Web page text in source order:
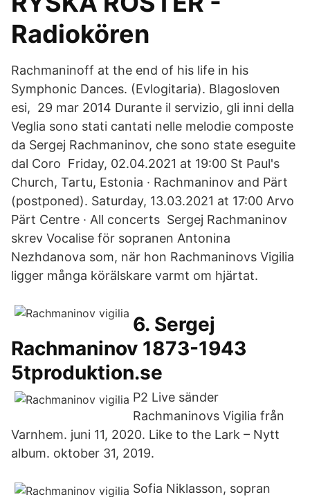
Radiokören
Rachmaninoff at the end of his life in his
Symphonic Dances. (Evlogitaria). Blagosloven
esi, 29 mar 2014 Durante il servizio, gli inni della
Veglia sono stati cantati nelle melodie composte
da Sergej Rachmaninov, che sono state eseguite
dal Coro Friday, 02.04.2021 at 19:00 St Paul's
Church, Tartu, Estonia · Rachmaninov and Pärt
(postponed). Saturday, 13.03.2021 at 17:00 Arvo
Pärt Centre · All concerts Sergej Rachmaninov
skrev Vocalise för sopranen Antonina
Nezhdanova som, när hon Rachmaninovs Vigilia
ligger många körälskare varmt om hjärtat.
6. Sergej
Rachmaninov 1873-1943
5tproduktion.se
P2 Live sänder
Rachmaninovs Vigilia från
Varnhem. juni 11, 2020. Like to the Lark – Nytt
album. oktober 31, 2019.
Sofia Niklasson, sopran